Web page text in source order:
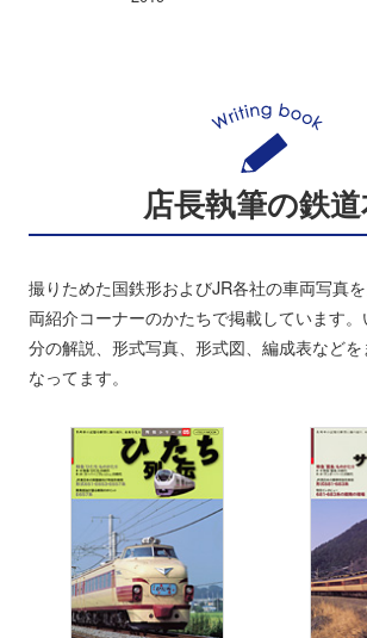
店長執筆の鉄
撮りためた国鉄形およびJR各社の車両写真
両紹介コーナーのかたちで掲載しています
分の解説、形式写真、形式図、編成表など
なってます。